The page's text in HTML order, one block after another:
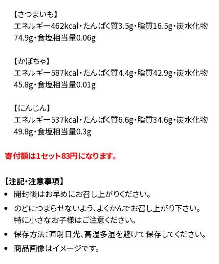
【さつまいも】
エネルギー462kcal・たんぱく質3.5g・脂質16.5g・炭水化物
74.9g・食塩相当量0.06g
【かぼちゃ】
エネルギー587kcal・たんぱく質4.4g・脂質42.9g・炭水化物
45.8g・食塩相当量0.01g
【にんじん】
エネルギー537kcal・たんぱく質6.6g・脂質34.6g・炭水化物
49.8g・食塩相当量0.3g
寄付額は1セット83円になります。
【注記・注意事項】
開封後はお早めにお召し上がりください。
のどにつまらせないよう、よくかんでお召し上がり下さい。
特に小さなお子様はご注意ください。
保存方法：直射日光、高温多湿を避けて保存してください。
商品画像はイメージです。